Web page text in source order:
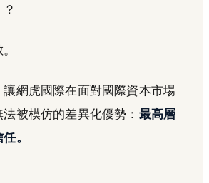
網虎國際在面對國際資本市場
被模仿的差異化優勢： 最高層
。